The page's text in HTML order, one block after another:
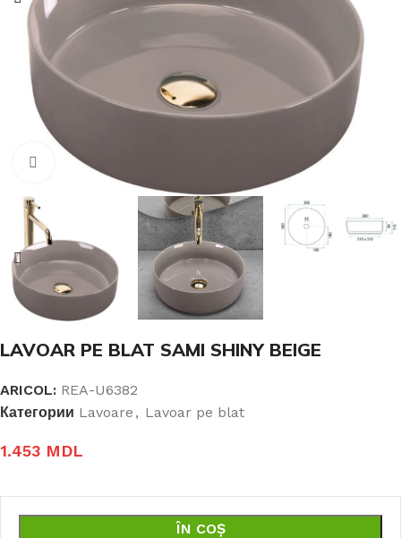
Click pentru a mari
LAVOAR PE BLAT SAMI SHINY BEIGE
ARICOL: REA-U6382
Категории Lavoare , Lavoar pe blat
1.453 MDL
ÎN COȘ